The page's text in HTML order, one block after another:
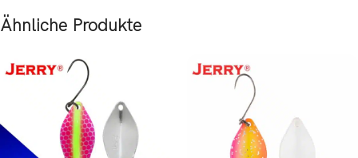
Ähnliche Produkte